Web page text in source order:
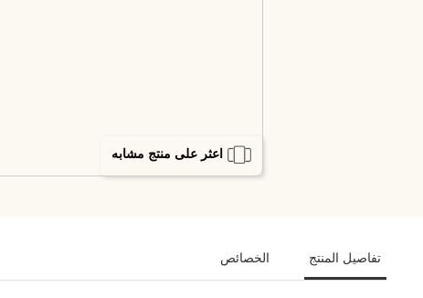
اعثر على منتج مشابه
تفاصيل المنتج الخصائص